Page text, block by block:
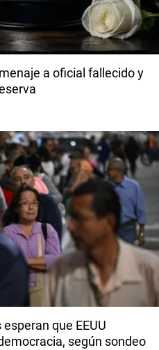
a oficial fallecido y
que EEUU
según sondeo